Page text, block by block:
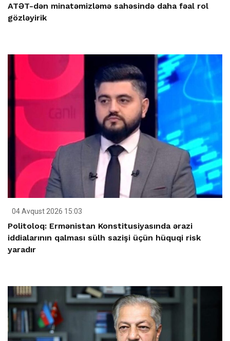
ATƏT-dən minatəmizləmə sahəsində daha fəal rol
gözləyirik
04 Avqust 2026 15:03
Politoloq: Ermənistan Konstitusiyasında ərazi
iddialarının qalması sülh sazişi üçün hüquqi risk
yaradır